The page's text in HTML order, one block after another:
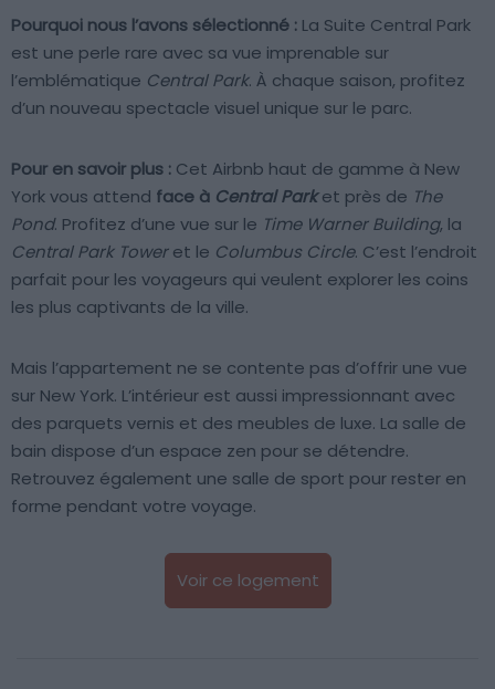
Pourquoi nous l’avons sélectionné : La Suite Central Park
est une perle rare avec sa vue imprenable sur
l’emblématique Central Park. À chaque saison, profitez
d’un nouveau spectacle visuel unique sur le parc.
Pour en savoir plus : Cet Airbnb haut de gamme à New
York vous attend face à Central Parket près de The
Pond. Profitez d’une vue sur le Time Warner Building, la
Central Park Toweret le Columbus Circle. C’est l’endroit
parfait pour les voyageurs qui veulent explorer les coins
les plus captivants de la ville.
Mais l’appartement ne se contente pas d’offrir une vue
sur New York. L’intérieur est aussi impressionnant avec
des parquets vernis et des meubles de luxe. La salle de
bain dispose d’un espace zen pour se détendre.
Retrouvez également une salle de sport pour rester en
forme pendant votre voyage.
Voir ce logement